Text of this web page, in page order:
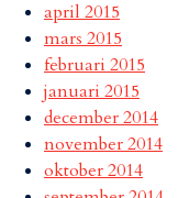
april 2015
mars 2015
februari 2015
januari 2015
december 2014
november 2014
oktober 2014